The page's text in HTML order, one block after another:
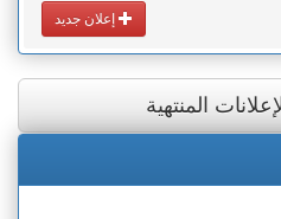
إعلان جديد
المنتهية